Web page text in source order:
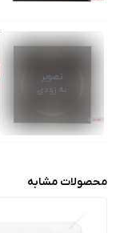
تصویر
به زودی
محصولات مشابه